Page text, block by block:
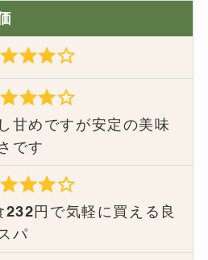
甘めですが安定の美味
です
232円で気軽に買える良
パ